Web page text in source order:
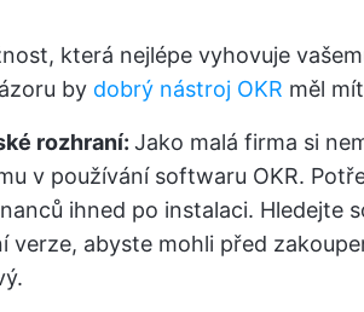
která nejlépe vyhovuje
by dobrý nástroj OKR měl
rozhraní: Jako malá firma si
v používání softwaru OKR.
ihned po instalaci. Hledejte
verze, abyste mohli před